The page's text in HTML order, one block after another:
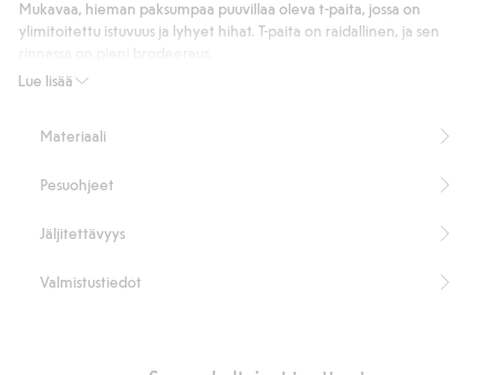
Lue lisää
Mukavaa, hieman paksumpaa puuvillaa oleva t-paita, jossa on
ylimitoitettu istuvuus ja lyhyet hihat. T-paita on raidallinen, ja sen
Tuotenumero
Materiaali
Pesuohjeet
Jäljitettävyys
Valmistustiedot